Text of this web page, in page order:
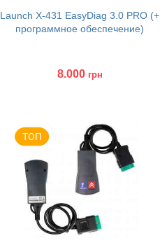
Launch X-431 EasyDiag 3.0 PRO (+
программное обеспечение)
8.000 грн